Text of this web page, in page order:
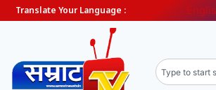
Translate Your Language :